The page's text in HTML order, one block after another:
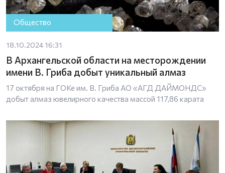
Общество
18.10.2024 16:31
В Архангельской области на месторождении
имени В. Гриба добыт уникальный алмаз
17 октября на ГОКе им. В. Гриба АО «АГД ДАЙМОНДС»
добыт алмаз ювелирного качества массой 117,86 карата